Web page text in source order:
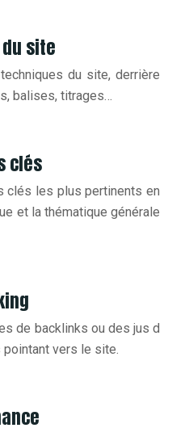
site
du site, derrière
balises, titrages…
clés
clés les plus pertinents en
et la thématique générale
de backlinks ou des jus d
vers le site.